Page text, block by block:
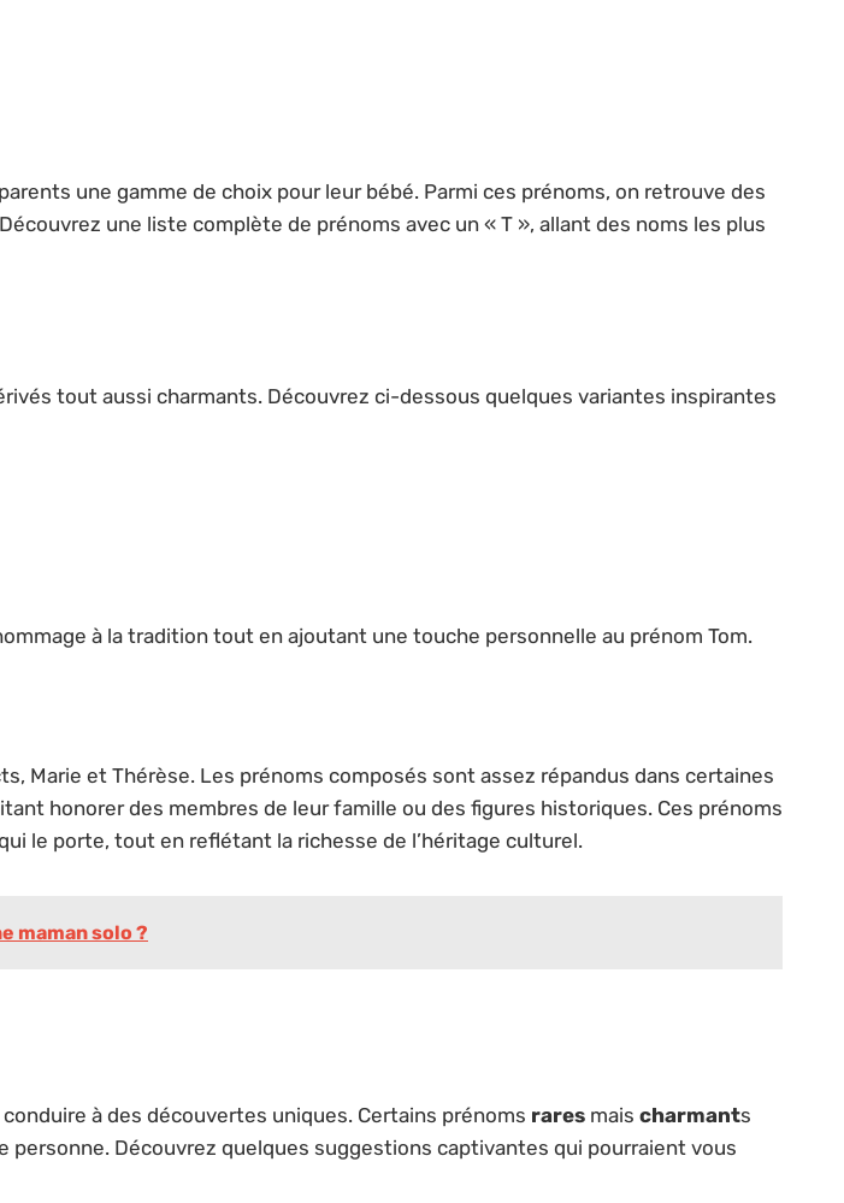
une gamme de choix pour leur bébé. Parmi ces prénoms, on retrouve des
une liste complète de prénoms avec un « T », allant des noms les plus
tout aussi charmants. Découvrez ci-dessous quelques variantes inspirantes
à la tradition tout en ajoutant une touche personnelle au prénom Tom.
Marie et Thérèse. Les prénoms composés sont assez répandus dans certaines
honorer des membres de leur famille ou des figures historiques. Ces prénoms
le porte, tout en reflétant la richesse de l’héritage culturel.
maman solo ?
à des découvertes uniques. Certains prénoms rares mais charmants
Découvrez quelques suggestions captivantes qui pourraient vous